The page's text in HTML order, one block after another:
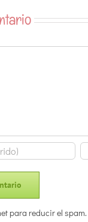
para reducir el spam.